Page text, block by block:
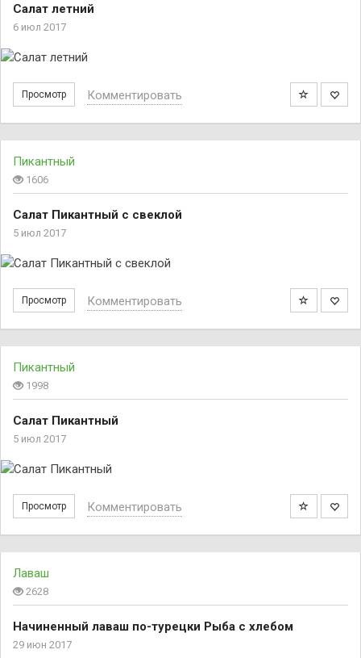
Салат летний
6 июл 2017
Просмотр Комментировать
Пикантный
1606
Салат Пикантный с свеклой
5 июл 2017
Просмотр Комментировать
Пикантный
1998
Салат Пикантный
5 июл 2017
Просмотр Комментировать
Лаваш
2628
Начиненный лаваш по-турецки Рыба с хлебом
29 июн 2017